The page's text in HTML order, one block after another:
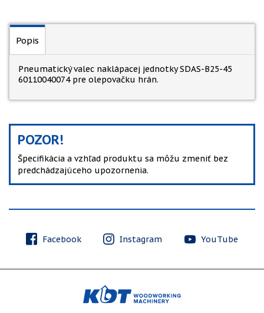
Popis
Pneumatický valec naklápacej jednotky SDAS-B25-45
60110040074 pre olepovačku hrán.
POZOR!
Špecifikácia a vzhľad produktu sa môžu zmeniť bez
predchádzajúceho upozornenia.
Facebook Instagram YouTube